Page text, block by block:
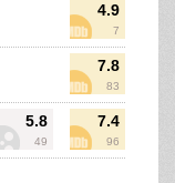
4.9
7
7.8
83
5.8
49
7.4
96